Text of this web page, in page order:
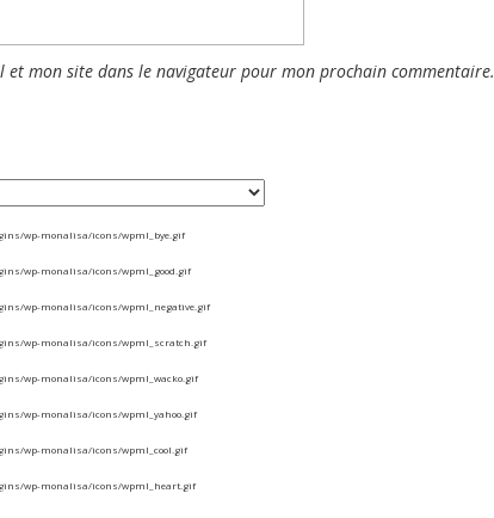
et mon site dans le navigateur pour mon prochain commentaire.